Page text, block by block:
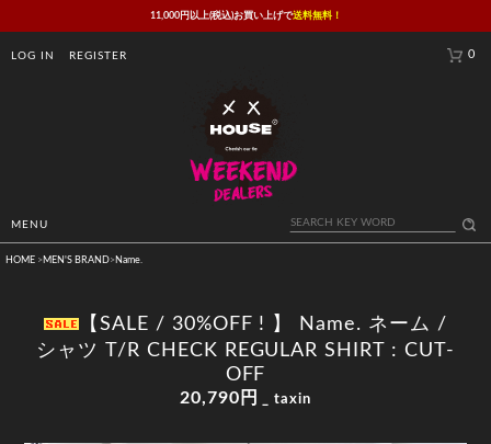
11,000円以上(税込)お買い上げで送料無料！
LOG IN REGISTER 0
MENU
HOME > MEN'S BRAND> Name.
【SALE / 30%OFF ! 】 Name. ネーム /
シャツ T/R CHECK REGULAR SHIRT : CUT-
OFF
20,790円 _ taxin